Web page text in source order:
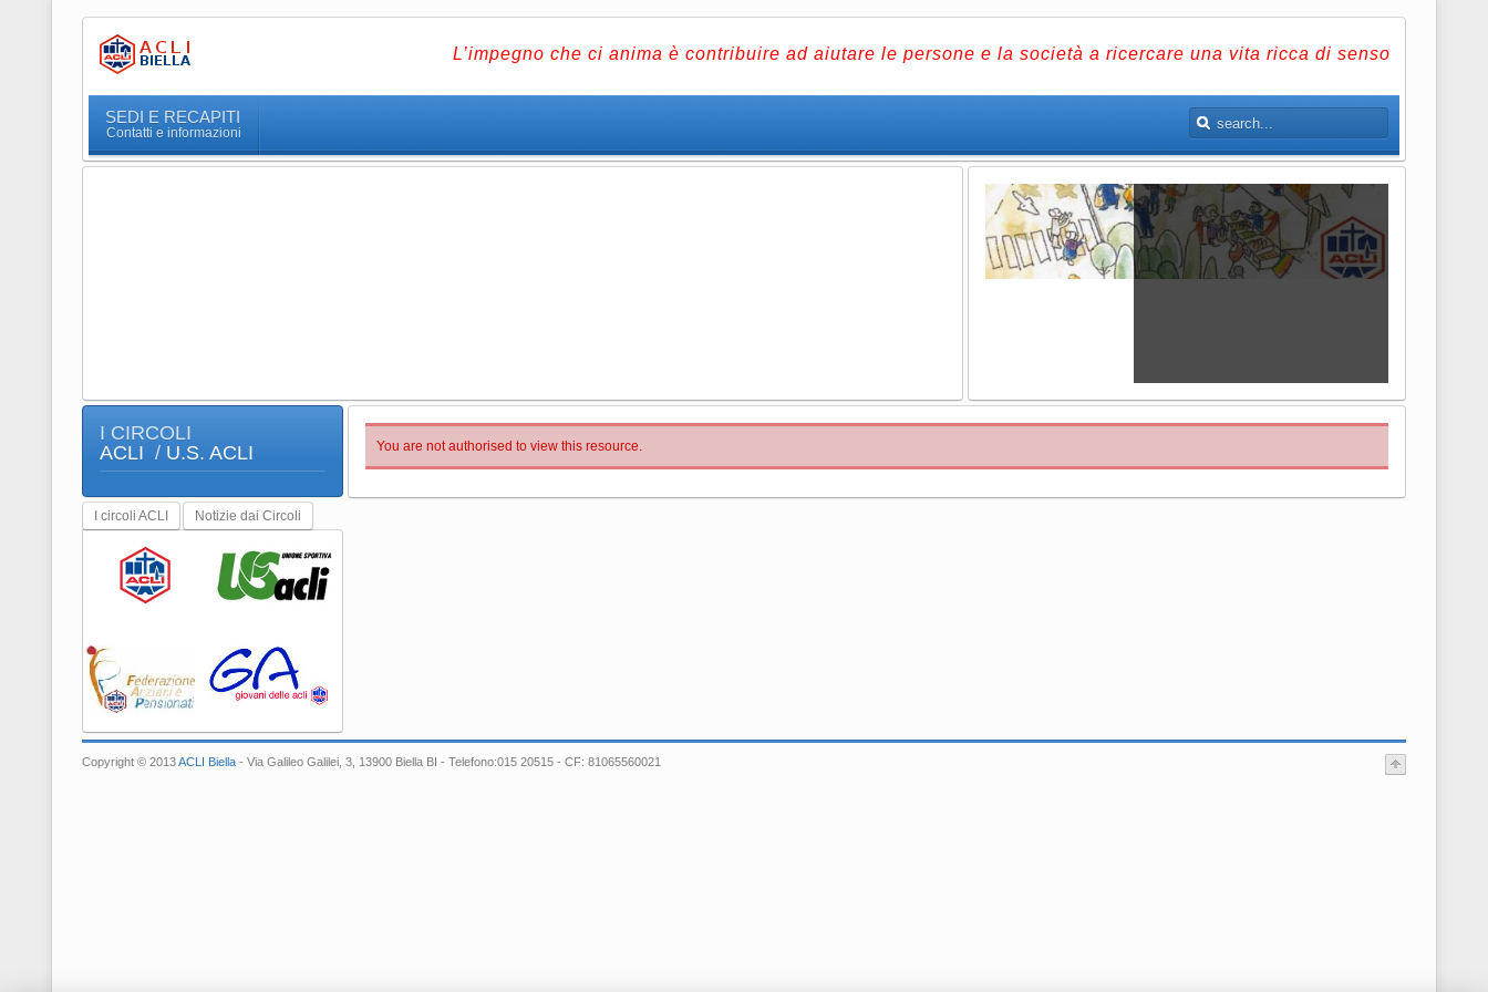
L’impegno che ci anima è contribuire ad aiutare le persone e la società a ricercare una vita ricca di senso
SEDI E RECAPITI
Contatti e informazioni
You are not authorised to view this resource.
I CIRCOLI
ACLI / U.S. ACLI
I circoli ACLI Notizie dai Circoli
Copyright © 2013ACLI Biella - Via Galileo Galilei, 3, 13900 Biella BI - Telefono:015 20515 - CF: 81065560021